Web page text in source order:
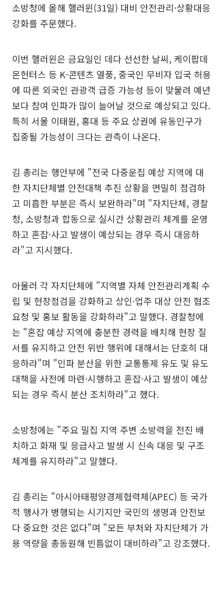
소방청에 올해 핼러윈(31일) 대비 안전관리·상황대응
강화를 주문했다.
이번 핼러윈은 금요일인 데다 선선한 날씨, 케이팝데
몬헌터스 등 K-콘텐츠 열풍, 중국인 무비자 입국 허용
에 따른 외국인 관광객 급증 가능성 등이 맞물려 예년
보다 참여 인파가 많이 늘어날 것으로 예상되고 있다.
특히 서울 이태원, 홍대 등 주요 상권에 유동인구가
집중될 가능성이 크다는 관측이 나온다.
김 총리는 행안부에 "전국 다중운집 예상 지역에 대
한 자치단체별 안전대책 추진 상황을 면밀히 점검하
고 미흡한 부분은 즉시 보완하라"며 "자치단체, 경찰
청, 소방청과 합동으로 실시간 상황관리 체계를 운영
하고 혼잡·사고 발생이 예상되는 경우 즉시 대응하
라"고 지시했다.
아울러 각 자치단체에 "지역별 자체 안전관리계획 수
립 및 현장점검을 강화하고 상인·업주 대상 안전 협조
요청 및 홍보 활동을 강화하라"고 말했다. 경찰청에
는 "혼잡 예상 지역에 충분한 경력을 배치해 현장 질
서를 유지하고 안전 위반 행위에 대해서는 단호히 대
응하라"며 "인파 분산을 위한 교통통제 유도 및 유도
대책을 사전에 마련·시행하고 혼잡·사고 발생이 예상
되는 경우 즉시 분산 조치하라"고 했다.
소방청에는 "주요 밀집 지역 주변 소방력을 전진 배
치하고 화재 및 응급사고 발생 시 신속 대응 및 구조
체계를 유지하라"고 말했다.
김 총리는 "아시아태평양경제협력체(APEC) 등 국가
적 행사가 병행되는 시기지만 국민의 생명과 안전보
다 중요한 것은 없다"며 "모든 부처와 자치단체가 가
용 역량을 총동원해 빈틈없이 대비하라"고 강조했다.